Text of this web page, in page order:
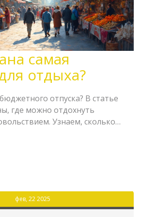
самая
отдыха?
отпуска? В статье
где можно отдохнуть
Узнаем, сколько
идеальную экономную
парочкой советов,
уже сегодня!
фев, 22 2025